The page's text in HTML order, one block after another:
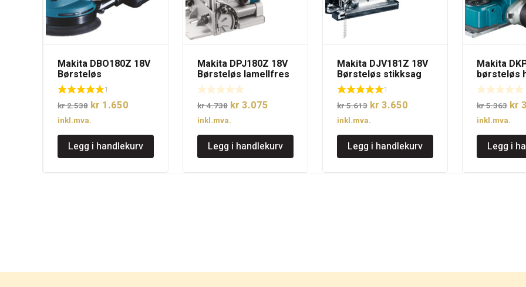
Makita DBO180Z 18V
Børsteløs
eksentersliper uten
batteri. 1
kr2.538 Opprinnelig
pris
var:
kr 2.538.
kr 1.650
er:
kr 1.650.
inkl.mva.
Legg i handlekurv
Makita DPJ180Z 18V
Børsteløs lamellfres
uten batteri
kr4.738 Opprinnelig
pris
var:
kr 4.738.
kr 3.075Nåværende
er:
kr 3.075.
inkl.mva.
Legg i handlekurv
Makita DJV181Z 18V
Børsteløs stikksag
uten batteri
1
kr5.613 Opprinnelig
pris
var:
kr 5.613.
kr 3.650Nåværende
er:
kr 3.650.
inkl.mva.
Legg i handlekurv
Makita
børsteløs
batteri
kr5.363
pris
var:
kr
kr
inkl.mva.
Legg i